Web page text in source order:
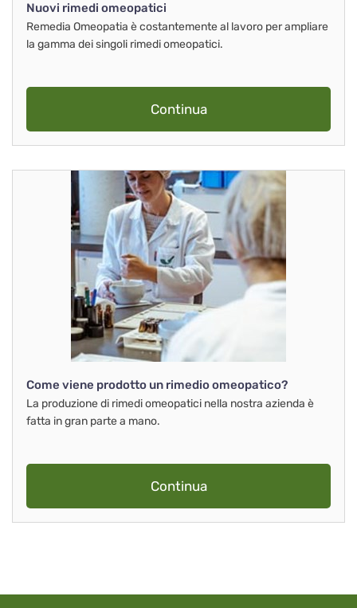
Nuovi rimedi omeopatici
Remedia Omeopatia è costantemente al lavoro per ampliare
la gamma dei singoli rimedi omeopatici.
Continua
Come viene prodotto un rimedio omeopatico?
La produzione di rimedi omeopatici nella nostra azienda è
fatta in gran parte a mano.
Continua